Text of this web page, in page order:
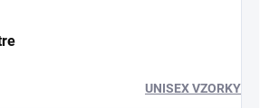
UNISEX VZORKY